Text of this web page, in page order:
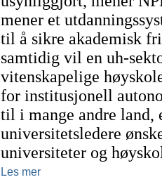
mener et
til å sikre akademisk
samtidig vil en uh-
vitenskapelige
for institusjonell
til i mange andre
universitetsledere
universiteter og
Les mer